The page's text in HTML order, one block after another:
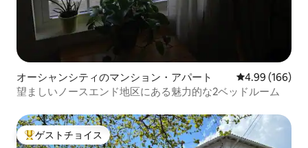
オーシャンシティのマンション・アパート レビュー166
4.99 (166)
望ましいノースエンド地区にある魅力的な2ベッドルーム
大好評のゲストチョイスです。
ゲストチョイス